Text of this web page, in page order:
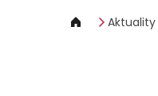
Aktuality